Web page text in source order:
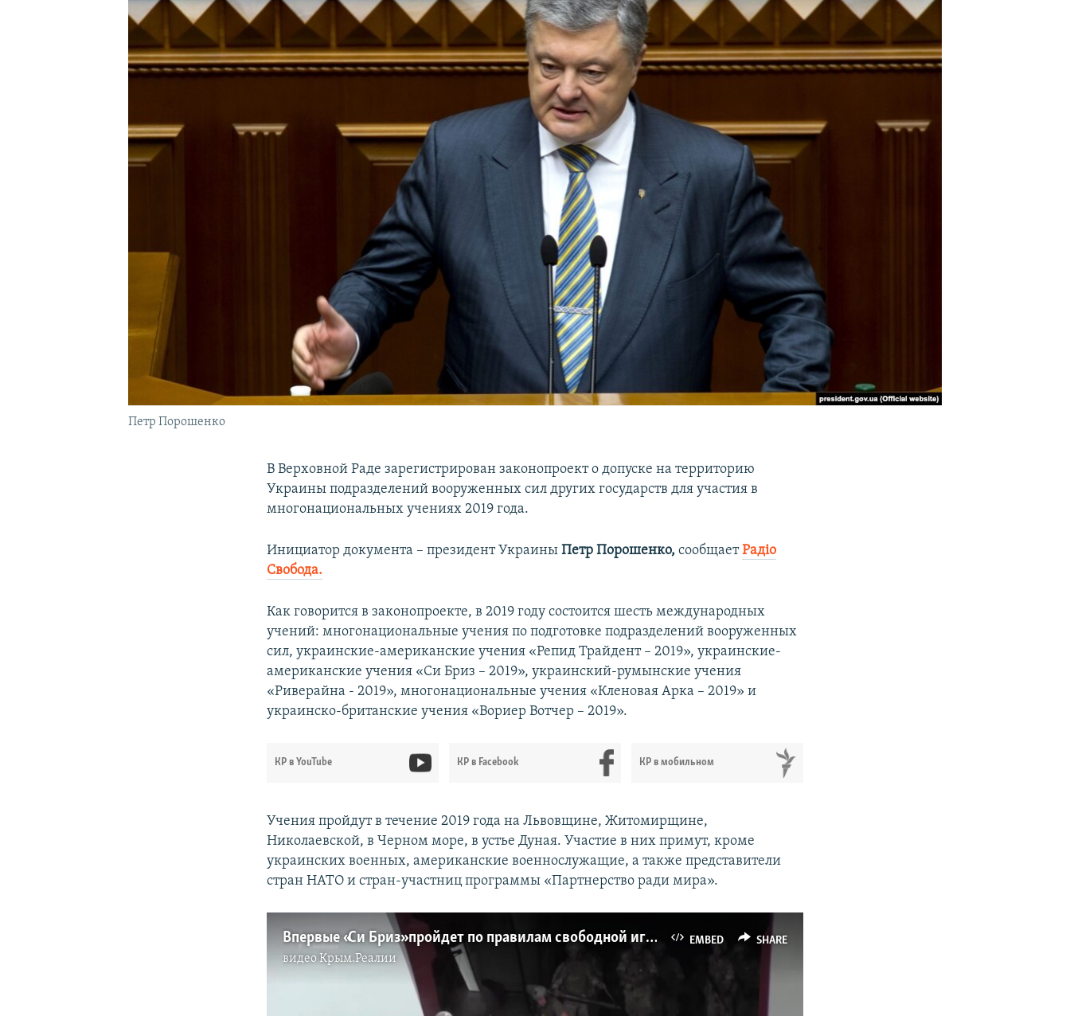
Петр Порошенко
В Верховной Раде зарегистрирован законопроект о допуске на территорию
Украины подразделений вооруженных сил других государств для участия в
многонациональных учениях 2019 года.
Инициатор документа – президент УкраиныПетр Порошенко, сообщает Радіо
Свобода.
Как говорится в законопроекте, в 2019 году состоится шесть международных
учений: многонациональные учения по подготовке подразделений вооруженных
сил, украинские-американские учения «Репид Трайдент – 2019», украинские-
американские учения «Си Бриз – 2019», украинский-румынские учения
«Риверайна - 2019», многонациональные учения «Кленовая Арка – 2019» и
украинско-британские учения «Вориер Вотчер – 2019».
КР в YouTube КР в Facebook КР в мобильном
Учения пройдут в течение 2019 года на Львовщине, Житомирщине,
Николаевской, в Черном море, в устье Дуная. Участие в них примут, кроме
украинских военных, американские военнослужащие, а также представители
стран НАТО и стран-участниц программы «Партнерство ради мира».
EMBED SHARE
Впервые «Си Бриз» пройдет по правилам свободной игры – руководитель военных учений (видео)
видеоКрым.Реалии